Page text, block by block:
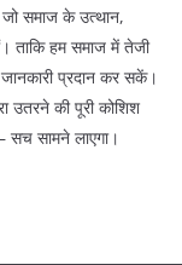
समाज के उत्थान,
ताकि हम समाज में तेजी
प्रदान कर सकें।
उतरने की पूरी कोशिश
सच सामने लाएगा।